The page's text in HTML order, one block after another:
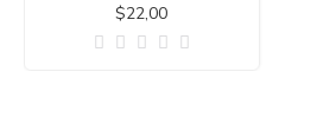
$22,00